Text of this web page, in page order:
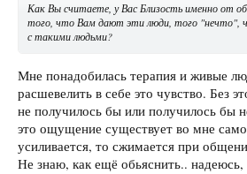
Как Вы считаете, у Вас Близость именно от
того, что Вам дают эти люди, того "нечто",
с такими людьми?
Мне понадобилась терапия и живые
расшевелить в себе это чувство. Без
не получилось бы или получилось бы
это ощущение существует во мне
усиливается, то сжимается при
Не знаю, как ещё обьяснить.. надеюсь,